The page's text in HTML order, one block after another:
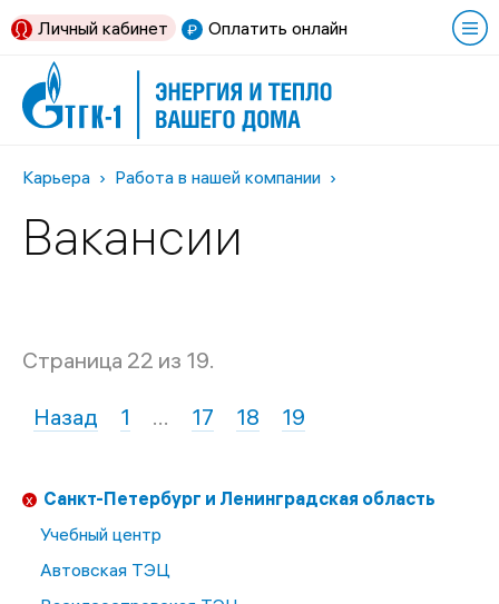
Оплатить онлайн
Личный кабинет
Карьера Работа в нашей компании
Вакансии
Страница 22 из 19.
Назад 1 … 17 18 19
Санкт-Петербург и Ленинградская область
Учебный центр
Автовская ТЭЦ